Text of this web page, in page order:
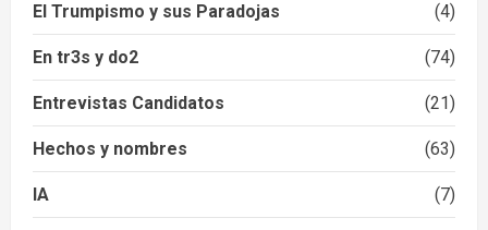
El Trumpismo y sus Paradojas (4)
En tr3s y do2 (74)
Entrevistas Candidatos (21)
Hechos y nombres (63)
IA (7)